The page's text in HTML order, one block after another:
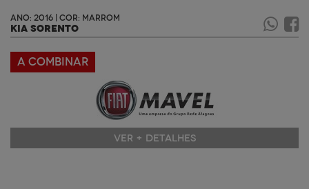
ANO: 2016 | COR: MARROM
KIA SORENTO
A COMBINAR
VER + DETALHES